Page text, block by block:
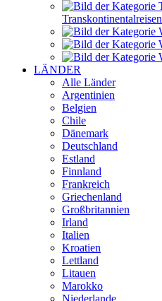
Transkontinental­reisen
LÄNDER
Alle Länder
Argentinien
Belgien
Chile
Dänemark
Deutschland
Estland
Finnland
Frankreich
Griechenland
Großbritannien
Irland
Italien
Kroatien
Lettland
Litauen
Marokko
Niederlande